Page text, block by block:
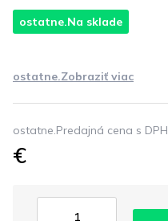
ostatne.Na sklade
ostatne.Zobraziť viac
ostatne.Predajná cena s DPH
€